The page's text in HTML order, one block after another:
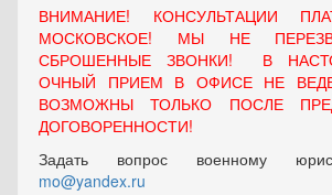
ВНИМАНИЕ! КОНСУЛЬТАЦИИ
МОСКОВСКОЕ! МЫ НЕ
СБРОШЕННЫЕ ЗВОНКИ! В
ОЧНЫЙ ПРИЕМ В ОФИСЕ НЕ
ВОЗМОЖНЫ ТОЛЬКО ПОСЛЕ
ДОГОВОРЕННОСТИ!
Задать вопрос военному
mo@yandex.ru